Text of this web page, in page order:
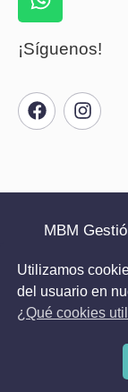
¡Síguenos!
MBM
Aviso legal
Utilizamos
del usuario en
¿Qué cookies